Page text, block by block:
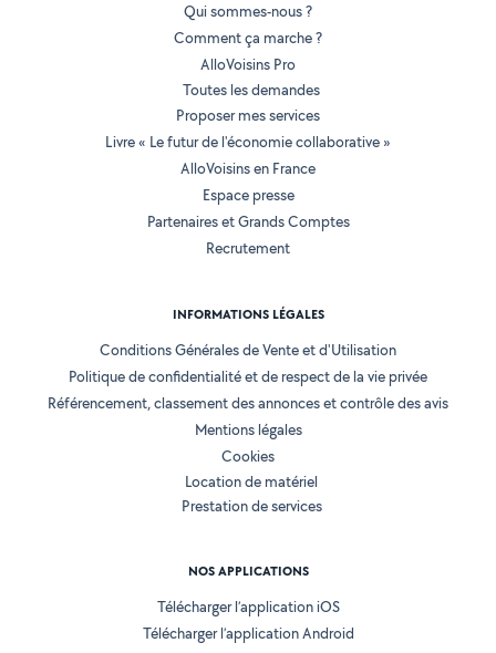
Qui sommes-nous ?
Comment ça marche ?
AlloVoisins Pro
Toutes les demandes
Proposer mes services
Livre « Le futur de l'économie collaborative »
AlloVoisins en France
Espace presse
Partenaires et Grands Comptes
Recrutement
INFORMATIONS LÉGALES
Conditions Générales de Vente et d'Utilisation
Politique de confidentialité et de respect de la vie privée
Référencement, classement des annonces et contrôle des avis
Mentions légales
Cookies
Location de matériel
Prestation de services
NOS APPLICATIONS
Télécharger l’application iOS
Télécharger l’application Android